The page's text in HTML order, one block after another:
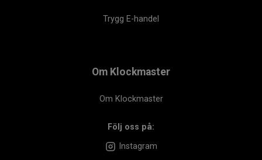
Trygg E-handel
Om Klockmaster
Om Klockmaster
Följ oss på:
Instagram